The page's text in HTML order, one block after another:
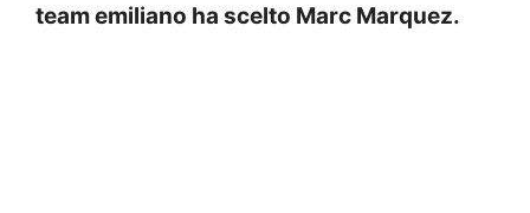
team emiliano ha scelto Marc Marquez.